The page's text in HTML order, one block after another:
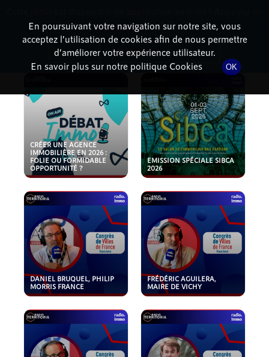
PODCASTS
CRÉER UNE AGENCE
IMMOBILIÈRE EN 2026 :
FOLIE OU FORMIDABLE
OPPORTUNITÉ ?
EMISSION SPÉCIALE SIBCA
2026
DANIEL BRUQUEL, PHILIP
MORRIS FRANCE
FRÉDÉRIC AGUILERA,
MAIRE DE VICHY
En poursuivant votre navigation sur notre site, vous
acceptez l’utilisation de cookies afin de nous permettre
d’améliorer votre expérience utilisateur.
En savoir plus sur notre politique Cookies
OK
dessous pour l'installer.
Non merci Télécharger l'application